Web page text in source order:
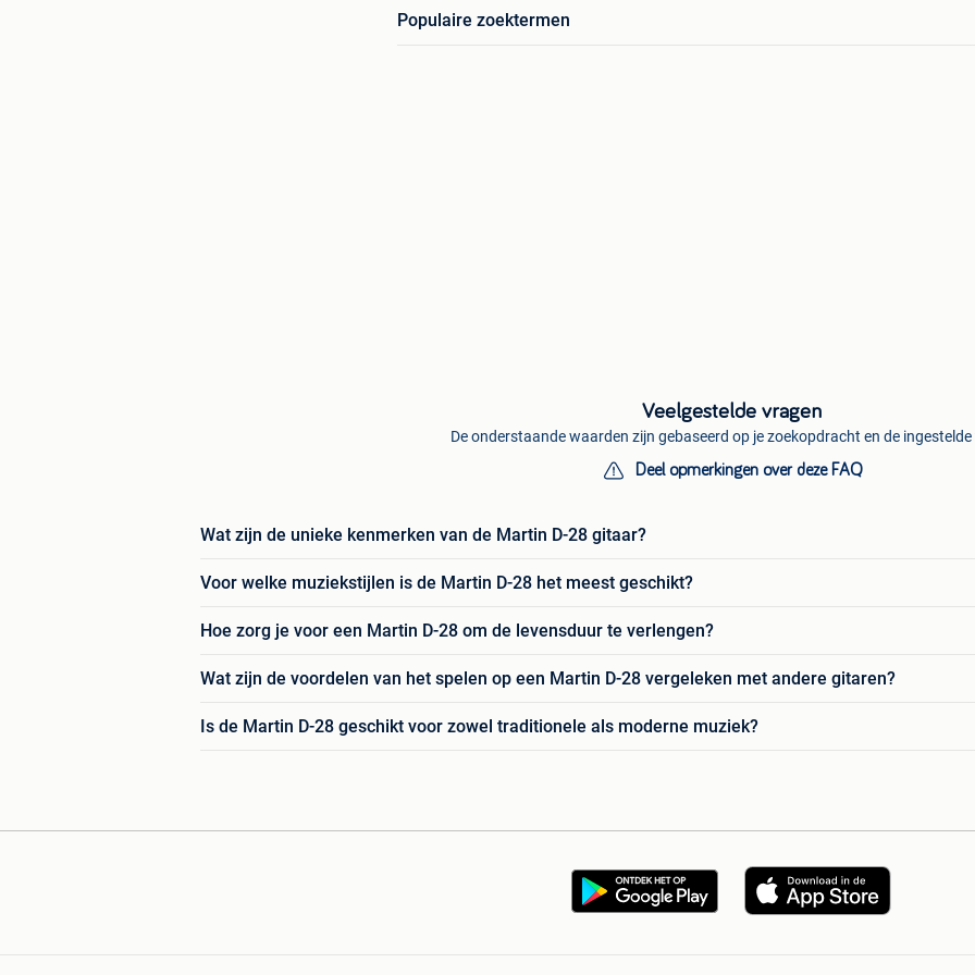
Populaire zoektermen
Veelgestelde vragen
De onderstaande waarden zijn gebaseerd op je zoekopdracht en de
Deel opmerkingen over deze FAQ
Wat zijn de unieke kenmerken van de Martin D-28 gitaar?
Voor welke muziekstijlen is de Martin D-28 het meest geschikt?
Hoe zorg je voor een Martin D-28 om de levensduur te verlengen?
Wat zijn de voordelen van het spelen op een Martin D-28 vergeleken met andere gitaren?
Is de Martin D-28 geschikt voor zowel traditionele als moderne muziek?